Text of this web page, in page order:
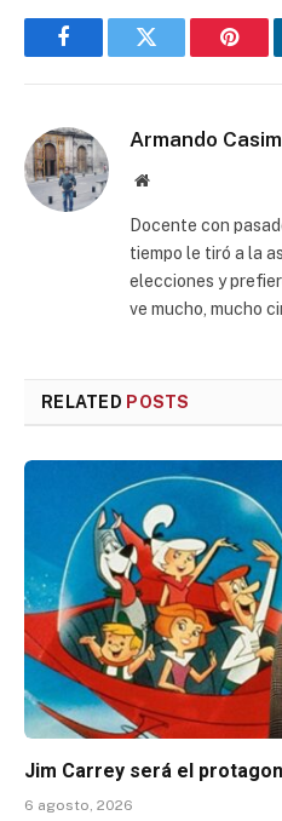
FacebookTwitter
Armando
Website
Docente con
tiempo le tiró a la
elecciones y
ve mucho, mucho
RELATED POSTS
Jim Carrey será el
6 agosto, 2026